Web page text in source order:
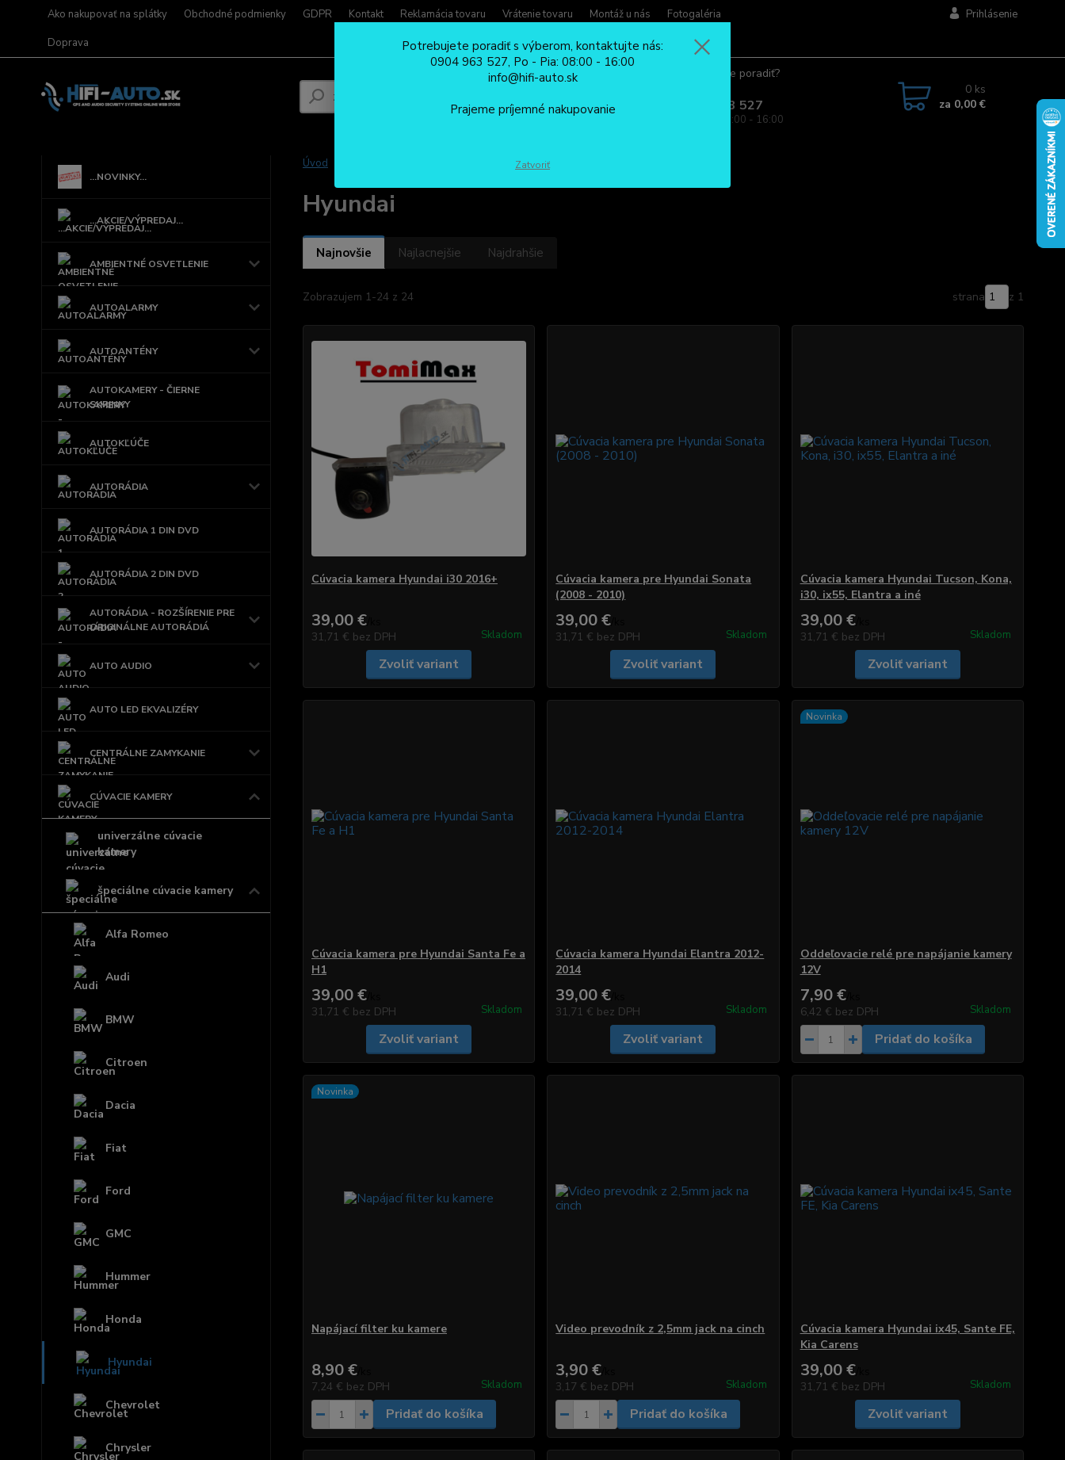
Ako nakupovať na splátky Obchodné podmienky GDPR Kontakt Reklamácia tovaru Vrátenie tovaru Montáž u nás
Fotogaléria
Doprava
Prihlásenie
Potrebujete poradiť?
0904 963 527
Po - Pia: 08:00 - 16:00
0 ks
za 0,00 €
...NOVINKY...
...AKCIE/VÝPREDAJ...
AMBIENTNÉ OSVETLENIE
AUTOALARMY
AUTOANTÉNY
AUTOKAMERY - ČIERNE
SKRINKY
AUTOKĽÚČE
AUTORÁDIA
AUTORÁDIA 1 DIN DVD
AUTORÁDIA 2 DIN DVD
AUTORÁDIA - ROZŠÍRENIE PRE
ORIGINÁLNE AUTORÁDIÁ
AUTO AUDIO
AUTO LED EKVALIZÉRY
CENTRÁLNE ZAMYKANIE
CÚVACIE KAMERY
univerzálne cúvacie
kamery
špeciálne cúvacie kamery
Alfa Romeo
Audi
BMW
Citroen
Dacia
Fiat
Ford
GMC
Hummer
Honda
Hyundai
Chevrolet
Chrysler
Úvod špeciálne cúvacie kamery
Hyundai
Najnovšie Najlacnejšie Najdrahšie
Zobrazujem 1-24 z 24 strana z 1
Cúvacia kamera Hyundai i30 2016+
39,00 €/
31,71 € bez DPH Skladom
Zvoliť variant
Cúvacia kamera pre Hyundai Sonata
(2008 - 2010)
39,00 €
31,71 € bez DPH Skladom
Zvoliť variant
Cúvacia kamera Hyundai Tucson, Kona,
i30, ix55, Elantra a iné
39,00 €/
31,71 € bez DPH Skladom
Zvoliť variant
Cúvacia kamera pre Hyundai Santa Fe a
H1
39,00 €/
31,71 € bez DPH Skladom
Zvoliť variant
Cúvacia kamera Hyundai Elantra 2012-
2014
39,00 €
31,71 € bez DPH Skladom
Zvoliť variant
Novinka
Oddeľovacie relé pre napájanie kamery
12V
7,90 €/
6,42 € bez DPH Skladom
Pridať do košíka
Novinka
Napájací filter ku kamere
8,90 €/
7,24 € bez DPH Skladom
Pridať do košíka
Video prevodník z 2,5mm jack na cinch
3,90 €
3,17 € bez DPH Skladom
Pridať do košíka
Cúvacia kamera Hyundai ix45, Sante FE,
Kia Carens
39,00 €/
31,71 € bez DPH Skladom
Zvoliť variant
Potrebujete poradiť s výberom, kontaktujte nás:
0904 963 527, Po - Pia: 08:00 - 16:00
info@hifi-auto.sk
Prajeme príjemné nakupovanie
Zatvoriť